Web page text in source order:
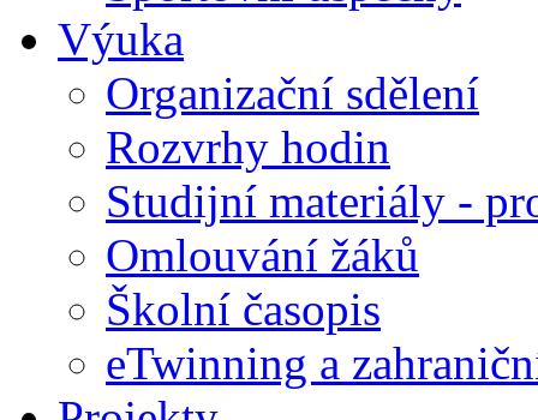
Výuka
Organizační sdělení
Rozvrhy hodin
Studijní materiály -
Omlouvání žáků
Školní časopis
eTwinning a